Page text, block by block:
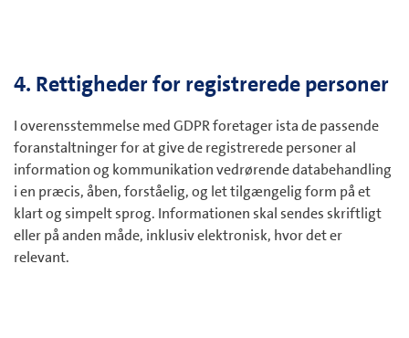
4. Rettigheder for registrerede personer
I overensstemmelse med GDPR foretager ista de passende
foranstaltninger for at give de registrerede personer al
information og kommunikation vedrørende databehandling
i en præcis, åben, forståelig, og let tilgængelig form på et
klart og simpelt sprog. Informationen skal sendes skriftligt
eller på anden måde, inklusiv elektronisk, hvor det er
relevant.